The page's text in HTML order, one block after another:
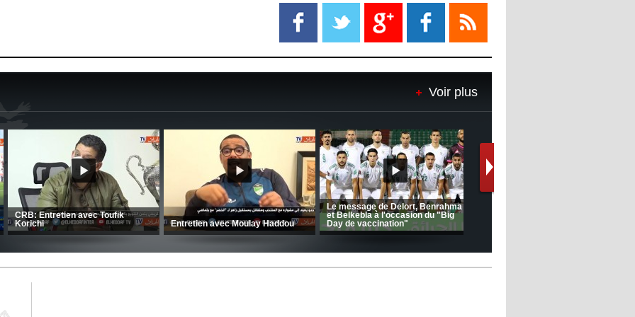
propriétaire
Le Barça savoure sa première
place et chambre le Real Madrid
de matchs"
12:39 - 2022/11/06
Real : Les dirigeants veulent le
départ d'Hazard cet hiver
Voir plus
Ligue 1 Mobilis (23ème journée):
MCO 5 – USB 0
(Coupe de la CAF) Nkana FC 1 -
CRB 0
CSC: La préparation des hommes
d’Amrani se poursuit en Tunisie
le large
face au FC